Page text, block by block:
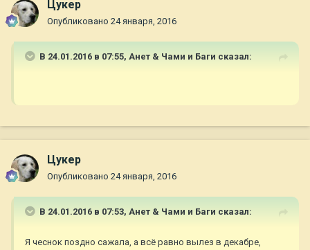
Цукер
Опубликовано 24 января, 2016
В 24.01.2016 в 07:55, Анет & Чами и Баги сказал:
Цукер
Опубликовано 24 января, 2016
В 24.01.2016 в 07:53, Анет & Чами и Баги сказал:
Я чеснок поздно сажала, а всё равно вылез в декабре,